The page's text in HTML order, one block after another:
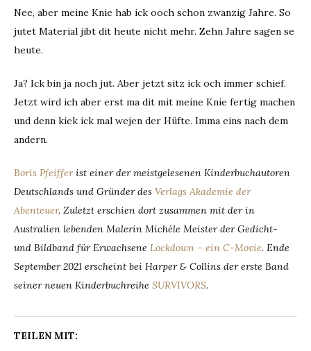
Nee, aber meine Knie hab ick ooch schon zwanzig Jahre. So
jutet Material jibt dit heute nicht mehr. Zehn Jahre sagen se
heute.
Ja? Ick bin ja noch jut. Aber jetzt sitz ick och immer schief.
Jetzt wird ich aber erst ma dit mit meine Knie fertig machen
und denn kiek ick mal wejen der Hüfte. Imma eins nach dem
andern.
Boris Pfeifferist einer der meistgelesenen Kinderbuchautoren
Deutschlands und Gründer des Verlags Akademie der
Abenteuer. Zuletzt erschien dort zusammen mit der in
Australien lebenden Malerin Michèle Meister der Gedicht-
und Bildband für Erwachsene Lockdown – ein C-Movie. Ende
September 2021 erscheint bei Harper & Collins der erste Band
seiner neuen Kinderbuchreihe SURVIVORS.
TEILEN MIT: